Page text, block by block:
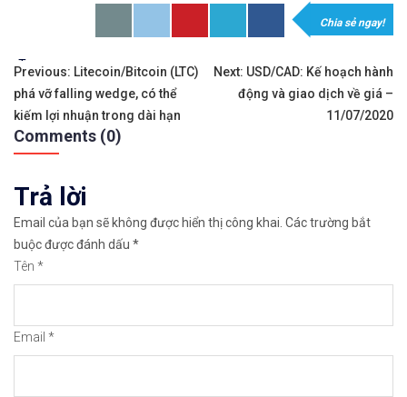
Ưu điểm
Chia sẻ ngay!
Tags:
Điều
hướng
bài
viết
Previous: Litecoin/Bitcoin (LTC)
phá vỡ falling wedge, có thể
kiếm lợi nhuận trong dài hạn
Next: USD/CAD: Kế hoạch hành
động và giao dịch về giá –
11/07/2020
Comments (0)
Trả lời
Email của bạn sẽ không được hiển thị công khai. Các trường bắt
buộc được đánh dấu *
Tên *
Email *